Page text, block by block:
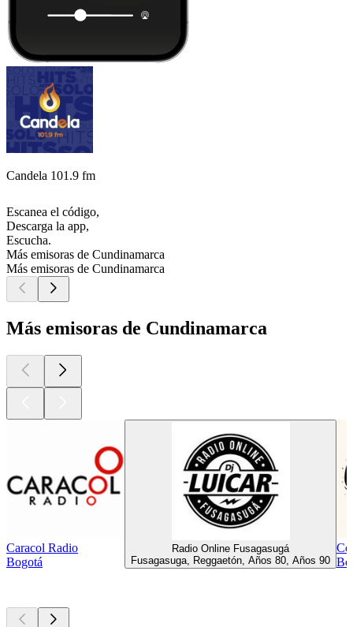
Candela 101.9 fm
Escanea el código,
Descarga la app,
Escucha.
Más emisoras de Cundinamarca
Más emisoras de Cundinamarca
Más emisoras de Cundinamarca
Caracol Radio
Bogotá
Radio Online Fusagasugá
Fusagasuga, Reggaetón, Años 80, Años 90